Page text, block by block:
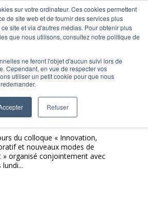
sur votre ordinateur. Ces cookies permettent
de site web et de fournir des services plus
site et via d'autres médias. Pour obtenir plus
que nous utilisons, consultez notre politique de
ne feront l'objet d'aucun suivi lors de
Cependant, en vue de respecter vos
utiliser un petit cookie pour que nous
Refuser
participative
de l’humain au
entreprises
du colloque « Innovation,
et nouveaux modes de
» organisé conjointement avec
lundi...